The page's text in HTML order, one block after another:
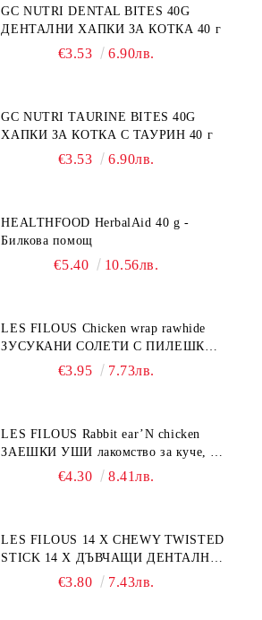
GC NUTRI DENTAL BITES 40G
ДЕНТАЛНИ ХАПКИ ЗА КОТКА 40 г
€3.53 6.90лв.
GC NUTRI TAURINE BITES 40G
ХАПКИ ЗА КОТКА С ТАУРИН 40 г
€3.53 6.90лв.
HEALTHFOOD HerbalAid 40 g -
Билкова помощ
€5.40 10.56лв.
LES FILOUS Chicken wrap rawhide
ЗУСУКАНИ СОЛЕТИ С ПИЛЕШКО,
лакомство за куче, 100 г
€3.95 7.73лв.
LES FILOUS Rabbit ear’N chicken
ЗАЕШКИ УШИ лакомство за куче, 50
€4.30 8.41лв.
LES FILOUS 14 X CHEWY TWISTED
STICK 14 X ДЪВЧАЩИ ДЕНТАЛНИ
СОЛЕТИ за куче, УВИТИ
€3.80 7.43лв.